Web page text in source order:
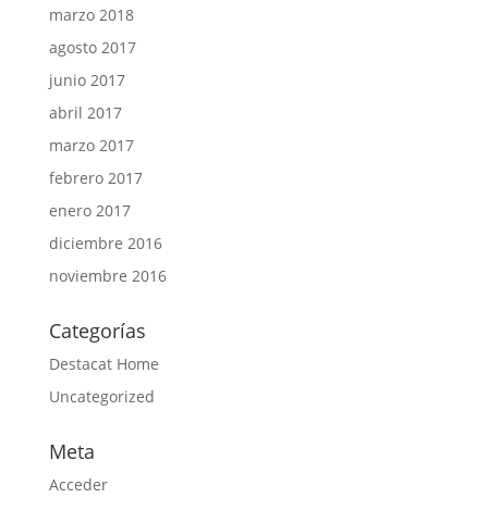
marzo 2018
agosto 2017
junio 2017
abril 2017
marzo 2017
febrero 2017
enero 2017
diciembre 2016
noviembre 2016
Categorías
Destacat Home
Uncategorized
Meta
Acceder